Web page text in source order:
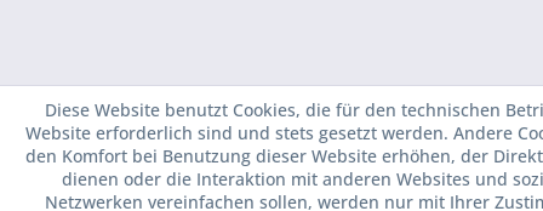
Diese Website benutzt Cookies, die für den technischen
Website erforderlich sind und stets gesetzt werden. Andere
den Komfort bei Benutzung dieser Website erhöhen, der
dienen oder die Interaktion mit anderen Websites und
Netzwerken vereinfachen sollen, werden nur mit Ihrer